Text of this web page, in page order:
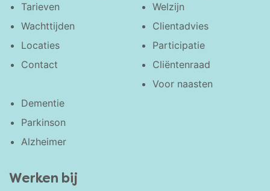
Tarieven
Wachttijden
Locaties
Contact
Welzijn
Clientadvies
Participatie
Cliëntenraad
Voor naasten
Dementie
Parkinson
Alzheimer
Werken bij